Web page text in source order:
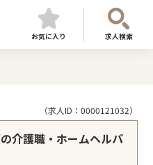
お気に入り 求人検索
（求人ID：0000121032）
介護職・ホームヘルパ